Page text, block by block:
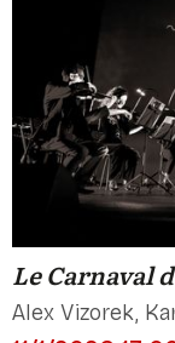
Le Carnaval
Alex Vizorek,